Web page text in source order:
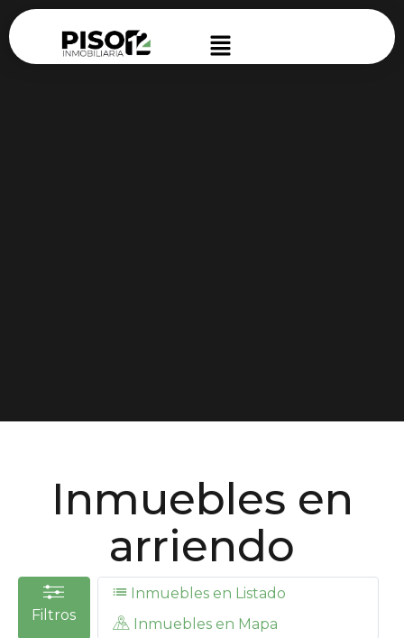
Inmuebles en
arriendo
Filtros
Inmuebles en Listado
Inmuebles en Mapa